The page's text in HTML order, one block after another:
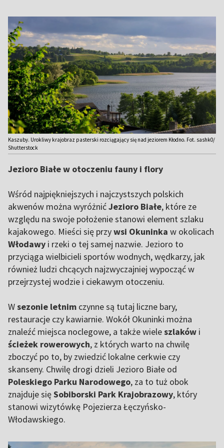
Kaszuby. Urokliwy krajobraz pasterski rozciągający się nad jeziorem Kłodno. Fot. sashk0/
Shutterstock
Jezioro Białe w otoczeniu fauny i flory
Wśród najpiękniejszych i najczystszych polskich
akwenów można wyróżnićJezioro Białe, które ze
względu na swoje położenie stanowi element szlaku
kajakowego. Mieści się przywsi Okuninka w okolicach
Włodawy i rzeki o tej samej nazwie. Jezioro to
przyciąga wielbicieli sportów wodnych, wędkarzy, jak
również ludzi chcących najzwyczajniej wypocząć w
przejrzystej wodzie i ciekawym otoczeniu.
Wsezonie letnim czynne są tutaj liczne bary,
restauracje czy kawiarnie. Wokół Okuninki można
znaleźć miejsca noclegowe, a także wieleszlaków i
ścieżek rowerowych, z których warto na chwilę
zboczyć po to, by zwiedzić lokalne cerkwie czy
skanseny. Chwilę drogi dzieli Jezioro Białe od
Poleskiego Parku Narodowego, za to tuż obok
znajduje sięSobiborski Park Krajobrazowy, który
stanowi wizytówkę Pojezierza Łęczyńsko-
Włodawskiego.